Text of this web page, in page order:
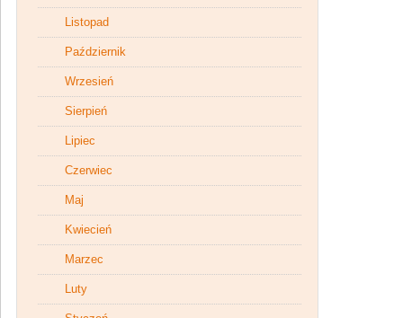
Listopad
Październik
Wrzesień
Sierpień
Lipiec
Czerwiec
Maj
Kwiecień
Marzec
Luty